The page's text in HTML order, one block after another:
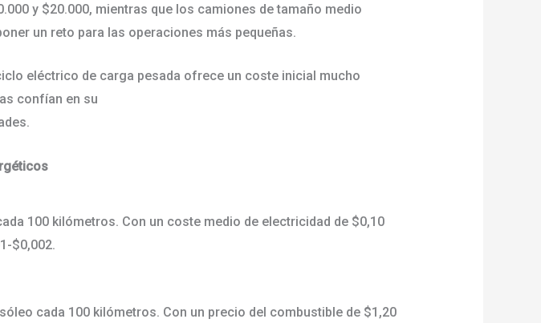
y $20.000, mientras que los camiones de tamaño medio
un reto para las operaciones más pequeñas.
eléctrico de carga pesada ofrece un coste inicial mucho
confían en su
100 kilómetros. Con un coste medio de electricidad de $0,10
$0,002.
cada 100 kilómetros. Con un precio del combustible de $1,20